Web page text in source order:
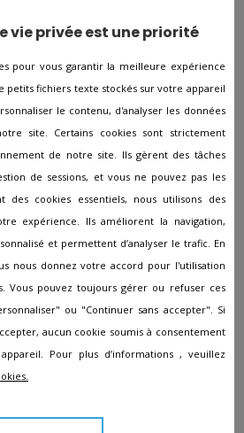
Sauveur
EGREVE
JAMEYZIEU
vie privée est une priorité
pour vous garantir la meilleure expérience
petits fichiers texte stockés sur votre appareil
le contenu, d'analyser les données
site. Certains cookies sont strictement
de notre site. Ils gèrent des tâches
de sessions, et vous ne pouvez pas les
des cookies essentiels, nous utilisons des
expérience. Ils améliorent la navigation,
et permettent d’analyser le trafic. En
nous donnez votre accord pour l'utilisation
Vous pouvez toujours gérer ou refuser ces
ou "Continuer sans accepter". Si
aucun cookie soumis à consentement
Pour plus d’informations , veuillez